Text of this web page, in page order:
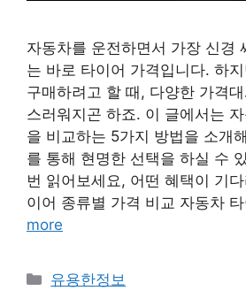
자동차를 운전하면서 가장 신경
는 바로 타이어 가격입니다. 하
구매하려고 할 때, 다양한 가격
스러워지곤 하죠. 이 글에서는
을 비교하는 5가지 방법을 소개
를 통해 현명한 선택을 하실 수
번 읽어보세요, 어떤 혜택이 기
이어 종류별 가격 비교 자동차
more
Categories
유용한정보